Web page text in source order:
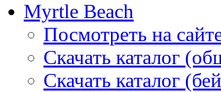
Myrtle Beach
Посмотреть на
Скачать каталог
Скачать каталог